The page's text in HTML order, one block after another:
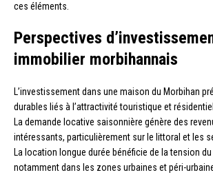
ces éléments.
Perspectives
immobilier morbihannais
L’investissement dans une maison du Morbihan
durables liés à l’attractivité touristique et
La demande locative saisonnière génère des
intéressants, particulièrement sur le littoral et les
La location longue durée bénéficie de la tension
notamment dans les zones urbaines et péri-